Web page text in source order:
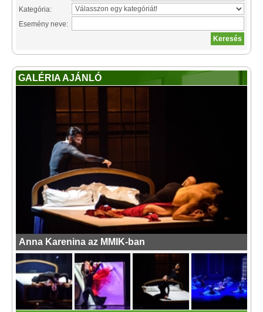
Kategória:
Esemény neve:
GALÉRIA AJÁNLÓ
Anna Karenina az MMIK-ban